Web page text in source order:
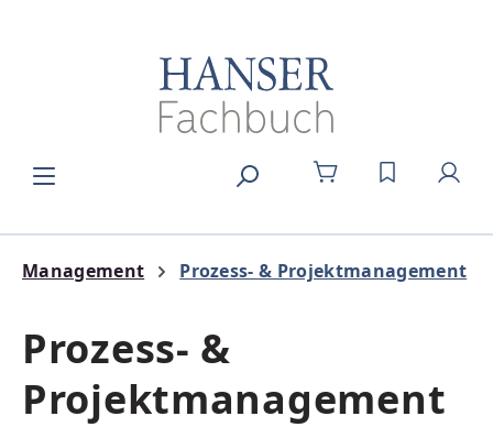
DU HAST 0
Management Prozess- & Projektmanagement
Prozess- &
Projektmanagement